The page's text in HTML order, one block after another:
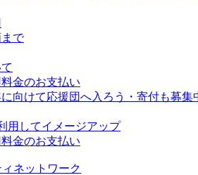
で
金のお支払い
向けて応援団へ入ろう・寄付も募集
用してイメージアップ
金のお支払い
ネットワーク